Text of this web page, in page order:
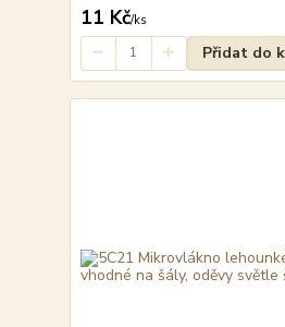
11 Kč/ks
Přidat do